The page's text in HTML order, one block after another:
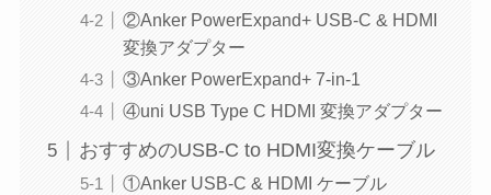
②Anker PowerExpand+ USB-C & HDMI
変換アダプター
③Anker PowerExpand+ 7-in-1
④uni USB Type C HDMI 変換アダプター
おすすめのUSB-C to HDMI変換ケーブル
①Anker USB-C & HDMI ケーブル